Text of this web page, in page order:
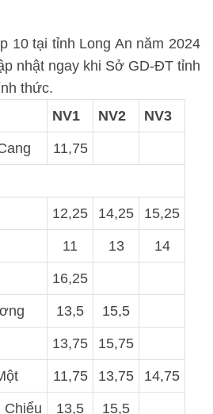
10 tại tỉnh Long An năm 2024
nhật ngay khi Sở GD-ĐT tỉnh
thức.
NV1 NV2 NV3
11,75
12,25 14,25 15,25
11 13 14
16,25
13,5 15,5
13,75 15,75
11,75 13,75 14,75
Chiểu 13,5 15,5